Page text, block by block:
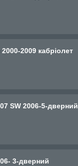
2000-2009 кабріолет
SW 2006-5-дверний
3-дверний